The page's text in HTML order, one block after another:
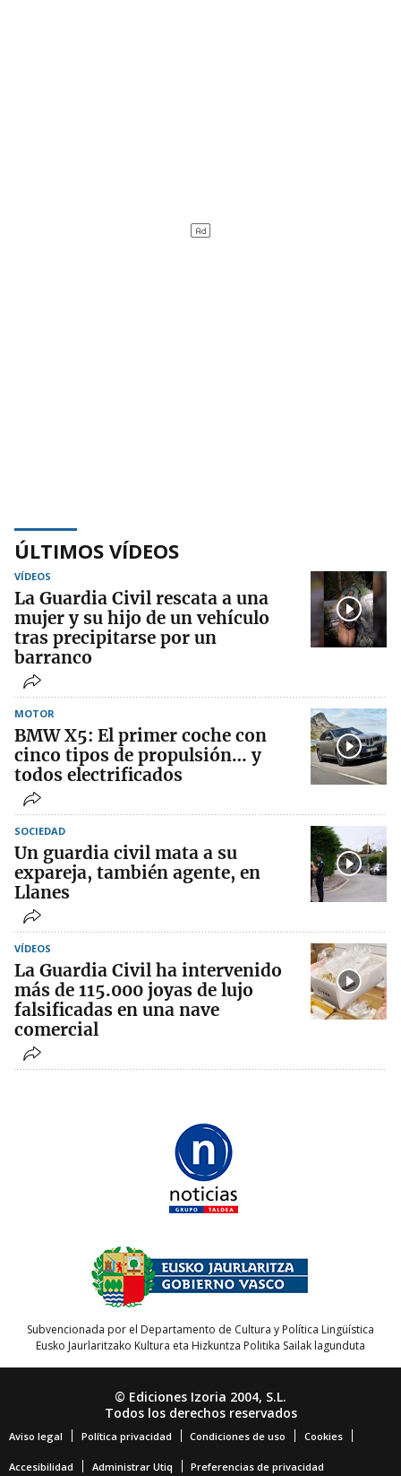
ÚLTIMOS VÍDEOS
VÍDEOS
La Guardia Civil rescata a una
mujer y su hijo de un vehículo
tras precipitarse por un
barranco
MOTOR
BMW X5: El primer coche con
cinco tipos de propulsión… y
todos electrificados
SOCIEDAD
Un guardia civil mata a su
expareja, también agente, en
Llanes
VÍDEOS
La Guardia Civil ha intervenido
más de 115.000 joyas de lujo
falsificadas en una nave
comercial
Subvencionada por el Departamento de Cultura y Política Lingüística
Eusko Jaurlaritzako Kultura eta Hizkuntza Politika Sailak lagunduta
© Ediciones Izoria 2004, S.L.
Todos los derechos reservados
Aviso legal Política privacidad Condiciones de uso Cookies
Accesibilidad Administrar Utiq Preferencias de privacidad